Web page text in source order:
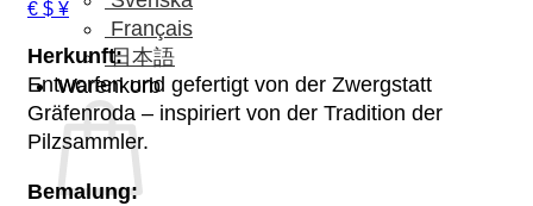
Français
日本語
Warenkorb
€ $ ¥
Herkunft:
Entworfen und gefertigt von der Zwergstatt
Gräfenroda – inspiriert von der Tradition der
Pilzsammler.
Bemalung: